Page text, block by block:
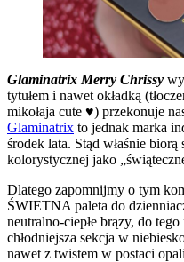
Glaminatrix Merry Chrissy
tytułem i nawet okładką
mikołaja cute ♥) przekonuje
Glaminatrix to jednak marka
środek lata. Stąd właśnie
kolorystycznej jako
Dlatego zapomnijmy o tym
ŚWIETNA paleta do
neutralno-ciepłe brązy, do
chłodniejsza sekcja w
nawet z twistem w postaci